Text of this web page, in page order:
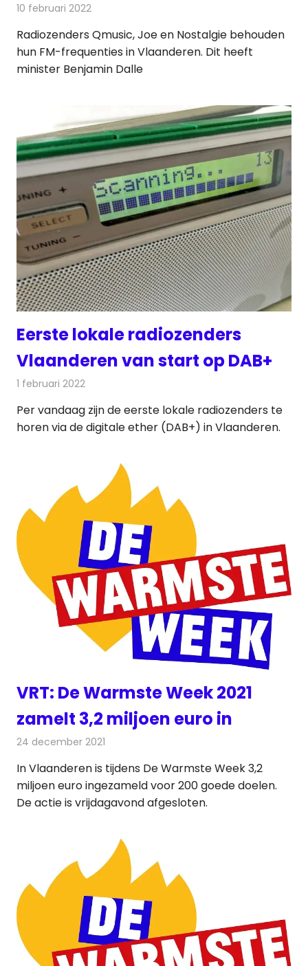
10 februari 2022
Radiozenders Qmusic, Joe en Nostalgie behouden
hun FM-frequenties in Vlaanderen. Dit heeft
minister Benjamin Dalle
Eerste lokale radiozenders
Vlaanderen van start op DAB+
1 februari 2022
Per vandaag zijn de eerste lokale radiozenders te
horen via de digitale ether (DAB+) in Vlaanderen.
VRT: De Warmste Week 2021
zamelt 3,2 miljoen euro in
24 december 2021
In Vlaanderen is tijdens De Warmste Week 3,2
miljoen euro ingezameld voor 200 goede doelen.
De actie is vrijdagavond afgesloten.